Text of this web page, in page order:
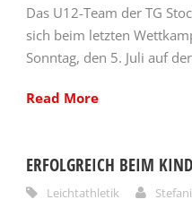
Das U12-Team der TG
sich beim letzten
Sonntag, den 5. Juli auf
Read More
ERFOLGREICH BEIM
Leichtathletik